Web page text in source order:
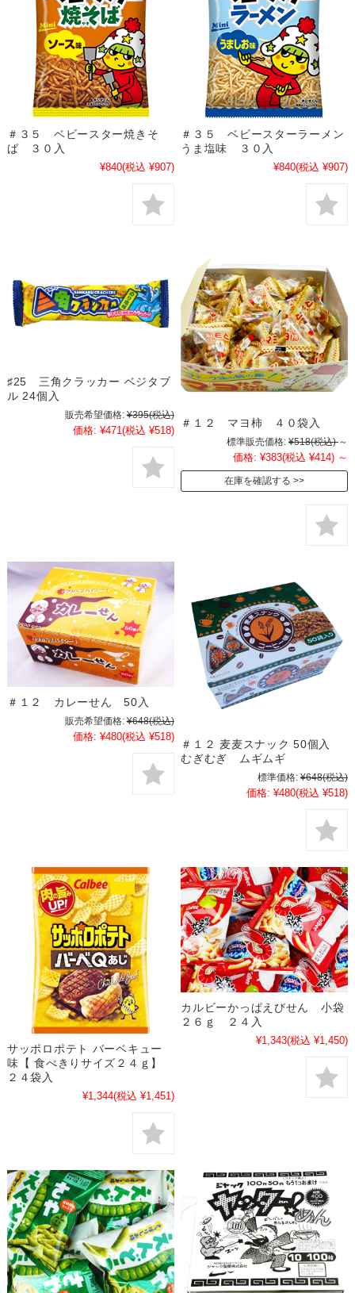
＃３５ ベビースター焼きそ
ば ３０入
¥840(税込 ¥907)
＃３５ ベビースターラーメン
うま塩味 ３０入
¥840(税込 ¥907)
♯25 三角クラッカー ベジタブ
ル 24個入
販売希望価格: ¥395(税込)
価格: ¥471(税込 ¥518)
＃１２ マヨ柿 ４０袋入
標準販売価格: ¥518(税込) ～
価格: ¥383(税込 ¥414) ～
在庫を確認する
＃１２ カレーせん 50入
販売希望価格: ¥648(税込)
価格: ¥480(税込 ¥518)
＃１２ 麦麦スナック 50個入
むぎむぎ ムギムギ
標準価格: ¥648(税込)
価格: ¥480(税込 ¥518)
サッポロポテト バーベキュー
味【 食べきりサイズ２４ｇ】
２４袋入
¥1,344(税込 ¥1,451)
カルビーかっぱえびせん 小袋
２６ｇ ２４入
¥1,343(税込 ¥1,450)